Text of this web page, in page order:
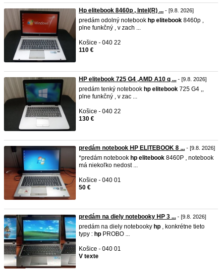
Hp elitebook 8460p , Intel(R) ... - [9.8. 2026]
predám odolný notebook hp elitebook 8460p ,
plne funkčný , v zach ...
Košice - 040 22
110 €
HP elitebook 725 G4 ,AMD A10 q ... - [9.8. 2026]
predám tenký notebook hp elitebook 725 G4 ,,
plne funkčný , v zac ...
Košice - 040 22
130 €
predám notebook HP ELITEBOOK 8 ... - [9.8. 2026]
*predám notebook hp elitebook 8460P , notebook
má niekoľko nedost ...
Košice - 040 01
50 €
predám na diely notebooky HP 3 ... - [9.8. 2026]
predám na diely notebooky hp , konkrétne tieto
typy : hp PROBO ...
Košice - 040 01
V texte